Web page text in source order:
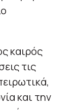
καιρός
τις
και την